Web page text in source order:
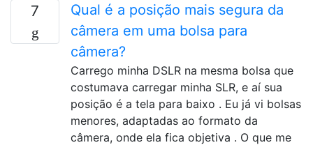
7
Qual é a posição mais segura da
câmera em uma bolsa para
câmera?
Carrego minha DSLR na mesma bolsa que
costumava carregar minha SLR, e aí sua
posição é a tela para baixo . Eu já vi bolsas
menores, adaptadas ao formato da
câmera, onde ela fica objetiva . O que me